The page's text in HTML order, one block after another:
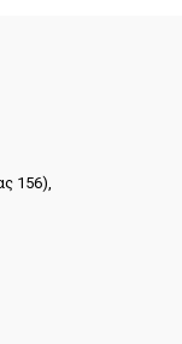
156),